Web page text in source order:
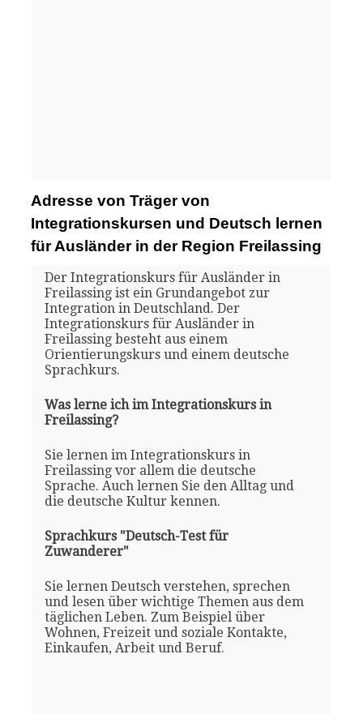
Adresse von Träger von
Integrationskursen und Deutsch lernen
für Ausländer in der Region Freilassing
Der Integrationskurs für Ausländer in
Freilassing ist ein Grundangebot zur
Integration in Deutschland. Der
Integrationskurs für Ausländer in
Freilassing besteht aus einem
Orientierungskurs und einem deutsche
Sprachkurs.
Was lerne ich im Integrationskurs in
Freilassing?
Sie lernen im Integrationskurs in
Freilassing vor allem die deutsche
Sprache. Auch lernen Sie den Alltag und
die deutsche Kultur kennen.
Sprachkurs "Deutsch-Test für
Zuwanderer"
Sie lernen Deutsch verstehen, sprechen
und lesen über wichtige Themen aus dem
täglichen Leben. Zum Beispiel über
Wohnen, Freizeit und soziale Kontakte,
Einkaufen, Arbeit und Beruf.